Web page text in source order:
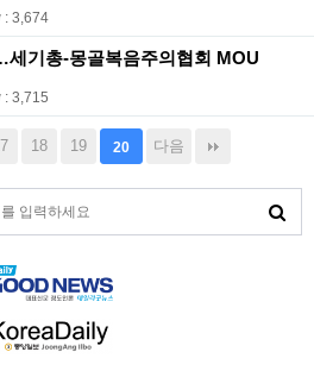
: 3,674
기총-몽골복음주의협회 MOU
: 3,715
18 19 20 다음